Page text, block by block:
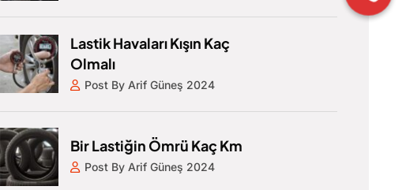
Lastik Havaları Kışın Kaç
Olmalı
Post By Arif Güneş 2024
Bir Lastiğin Ömrü Kaç Km
Post By Arif Güneş 2024